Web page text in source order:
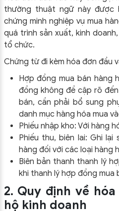
thường thuật ngữ này được
chứng minh nghiệp vụ mua
quá trình sản xuất, kinh
tổ chức.
Chứng từ đi kèm hóa đơn đầu
Hợp đồng mua bán hàng
đồng không đề cập rõ
bán, cần phải bổ sung
danh mục hàng hóa mua
Phiếu nhập kho: Với hàng
Phiếu thu, biên lai: Ghi
hàng đối với các loại hàng
Biên bản thanh thanh lý
khi thanh lý hợp đồng mua
2. Quy định về
hộ kinh doanh